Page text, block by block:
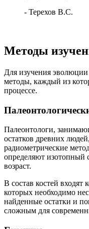
- Терехов В.С.
Методы
Для изучения эволюции
методы, каждый из
процессе.
Палеонтологи,
остатков древних
радиометрические
определяют изотопный
возраст.
В состав костей входят
которых необходимо
найденные остатки и
сложным для